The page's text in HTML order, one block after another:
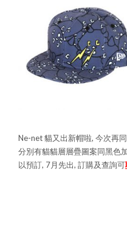
Ne-net 貓又出新帽啦, 今次再
分別有貓貓層層疊圖案同黑色
以預訂, 7月先出, 訂購及查詢可